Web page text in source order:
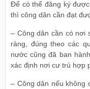
Để có thể đăng ký
thì công dân cần đạt
– Công dân cần có nơi
ràng, đúng theo các
nước cũng đã ban
xác định nơi cư trú hợp
– Công dân nếu không